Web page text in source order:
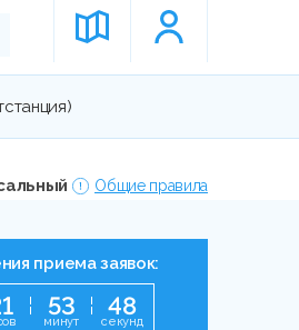
Общие правила
приема заявок:
1 53
минут
47
секунд